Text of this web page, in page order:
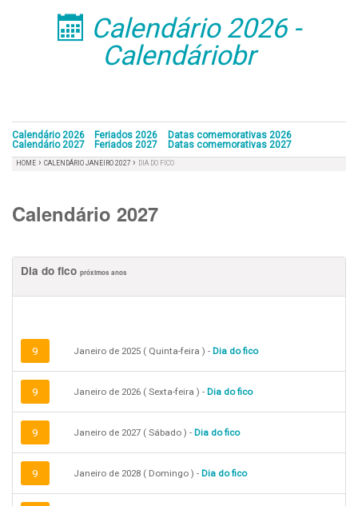
󰁣 Calendário 2026 -
Calendáriobr
Calendário 2026 Feriados 2026
Datas comemorativas 2026
Calendário 2027
Feriados 2027 Datas comemorativas 2027
HOME › CALENDÁRIO JANEIRO 2027 › DIA DO FICO
Calendário 2027
Dia do fico próximos anos
9 Janeiro de 2025 ( Quinta-feira ) - Dia do fico
9 Janeiro de 2026 ( Sexta-feira ) - Dia do fico
9 Janeiro de 2027 ( Sábado ) - Dia do fico
9 Janeiro de 2028 ( Domingo ) - Dia do fico